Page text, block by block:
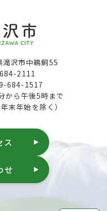
沢市中鵜飼55
684-2111
684-1517
から午後5時まで
末年始を除く）
ス
せ